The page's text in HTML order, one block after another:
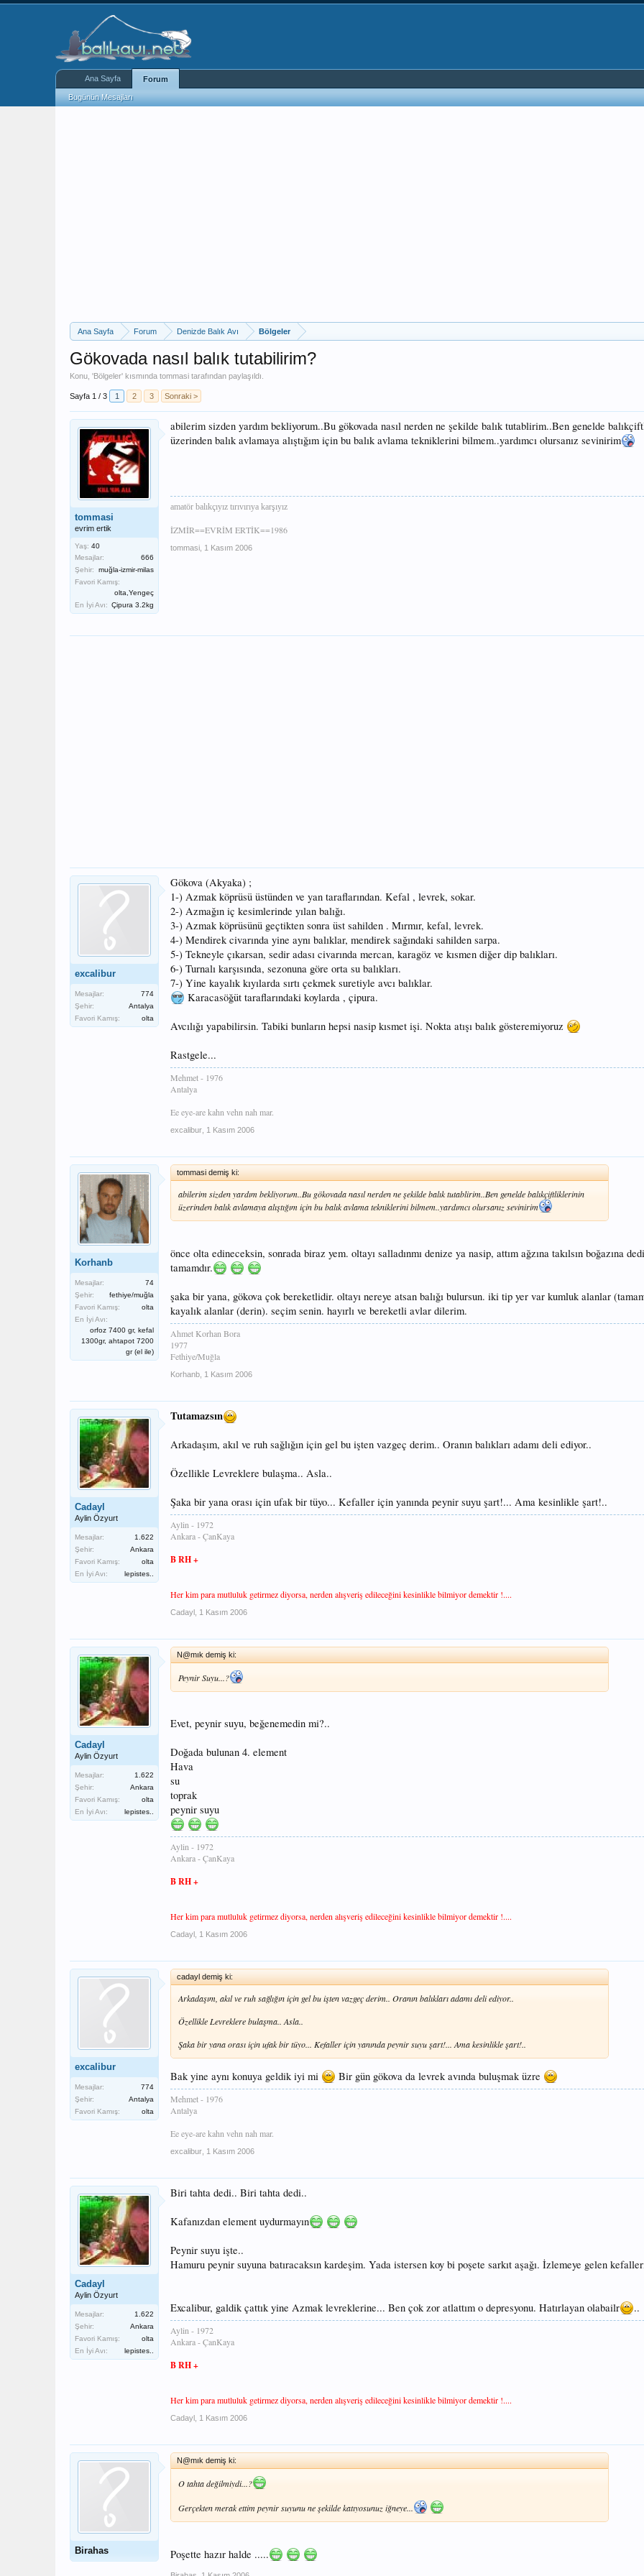
Ana Sayfa Forum Denizde Balık Avı Bölgeler
Gökovada nasıl balık tutabilirim?
Konu, 'Bölgeler' kısmında tommasi tarafından paylaşıldı.
Sayfa 1 / 3 1 2 3 Sonraki >
tommasi
evrim ertik
Yaş: 40
Mesajlar:
666
Şehir:
muğla-izmir-milas
Favori Kamış:
olta,Yengeç
En İyi Avı: Çipura 3.2kg
abilerim sizden yardım bekliyorum..Bu gökovada nasıl nerden ne şekilde balık tutablirim..Ben genelde
üzerinden balık avlamaya alıştığım için bu balık avlama tekniklerini bilmem..yardımcı olursanız sevinirim
amatör balıkçıyız tırıvırıya karşıyız
İZMİR==EVRİM ERTİK==1986
tommasi 1 Kasım 2006
excalibur
Mesajlar:
774
Şehir:
Antalya
Favori Kamış:
olta
Gökova (Akyaka) ;
1-) Azmak köprüsü üstünden ve yan taraflarından. Kefal , levrek, sokar.
2-) Azmağın iç kesimlerinde yılan balığı.
3-) Azmak köprüsünü geçtikten sonra üst sahilden . Mırmır, kefal, levrek.
4-) Mendirek civarında yine aynı balıklar, mendirek sağındaki sahilden sarpa.
5-) Tekneyle çıkarsan, sedir adası civarında mercan, karagöz ve kısmen diğer dip balıkları.
6-) Turnalı karşısında, sezonuna göre orta su balıkları.
7-) Yine kayalık kıyılarda sırtı çekmek suretiyle avcı balıklar.
Karacasöğüt taraflarındaki koylarda , çipura.
Avcılığı yapabilirsin. Tabiki bunların hepsi nasip kısmet işi. Nokta atışı balık gösteremiyoruz
Rastgele...
Mehmet - 1976
Antalya
Ee eye-are kahn vehn nah mar.
excalibur 1 Kasım 2006
Korhanb
Mesajlar:
74
Şehir:
fethiye/muğla
Favori Kamış:
olta
En İyi Avı:
orfoz 7400 gr, kefal
1300gr, ahtapot 7200
gr (el ile)
tommasi demiş ki:
abilerim sizden yardım bekliyorum..Bu gökovada nasıl nerden ne şekilde balık tutablirim..Ben genelde balıkçiftliklerinin
üzerinden balık avlamaya alıştığım için bu balık avlama tekniklerini bilmem..yardımcı olursanız sevinirim
önce olta edineceksin, sonrada biraz yem. oltayı salladınmı denize ya nasip, attım ağzına takılsın boğazına
tamamdır.
şaka bir yana, gökova çok bereketlidir. oltayı nereye atsan balığı bulursun. iki tip yer var kumluk alanlar
kayalık alanlar (derin). seçim senin. hayırlı ve bereketli avlar dilerim.
Ahmet Korhan Bora
1977
Fethiye/Muğla
Korhanb 1 Kasım 2006
Cadayl
Aylin Özyurt
Mesajlar:
1.622
Şehir:
Ankara
Favori Kamış:
olta
En İyi Avı:
lepistes..
Tutamazsın
Arkadaşım, akıl ve ruh sağlığın için gel bu işten vazgeç derim.. Oranın balıkları adamı deli ediyor..
Özellikle Levreklere bulaşma.. Asla..
Şaka bir yana orası için ufak bir tüyo... Kefaller için yanında peynir suyu şart!... Ama kesinlikle şart!..
Aylin - 1972
Ankara - ÇanKaya
B RH +
Her kim para mutluluk getirmez diyorsa, nerden alışveriş edileceğini kesinlikle bilmiyor demektir !....
Cadayl 1 Kasım 2006
Cadayl
Aylin Özyurt
Mesajlar:
1.622
Şehir:
Ankara
Favori Kamış:
olta
En İyi Avı:
lepistes..
N@mık demiş ki:
Peynir Suyu...?
Evet, peynir suyu, beğenemedin mi?..
Doğada bulunan 4. element
Hava
su
toprak
peynir suyu
Aylin - 1972
Ankara - ÇanKaya
B RH +
Her kim para mutluluk getirmez diyorsa, nerden alışveriş edileceğini kesinlikle bilmiyor demektir !....
Cadayl 1 Kasım 2006
excalibur
Mesajlar:
774
Şehir:
Antalya
Favori Kamış:
olta
cadayl demiş ki:
Arkadaşım, akıl ve ruh sağlığın için gel bu işten vazgeç derim.. Oranın balıkları adamı deli ediyor..
Özellikle Levreklere bulaşma.. Asla..
Şaka bir yana orası için ufak bir tüyo... Kefaller için yanında peynir suyu şart!... Ama kesinlikle şart!..
Bak yine aynı konuya geldik iyi mi Bir gün gökova da levrek avında buluşmak üzre
Mehmet - 1976
Antalya
Ee eye-are kahn vehn nah mar.
excalibur 1 Kasım 2006
Cadayl
Aylin Özyurt
Mesajlar:
1.622
Şehir:
Ankara
Favori Kamış:
olta
En İyi Avı:
lepistes..
Biri tahta dedi.. Biri tahta dedi..
Kafanızdan element uydurmayın
Peynir suyu işte..
Hamuru peynir suyuna batıracaksın kardeşim. Yada istersen koy bi poşete sarkıt aşağı. İzlemeye gelen
Excalibur, galdik çattık yine Azmak levreklerine... Ben çok zor atlattım o depresyonu. Hatırlayan olabailr ..
Aylin - 1972
Ankara - ÇanKaya
B RH +
Her kim para mutluluk getirmez diyorsa, nerden alışveriş edileceğini kesinlikle bilmiyor demektir !....
Cadayl 1 Kasım 2006
Birahas
N@mık demiş ki:
O tahta değilmiydi...?
Gerçekten merak ettim peynir suyunu ne şekilde katıyosunuz iğneye...
Poşette hazır halde .....
Ana Sayfa Forum
Bugünün Mesajları